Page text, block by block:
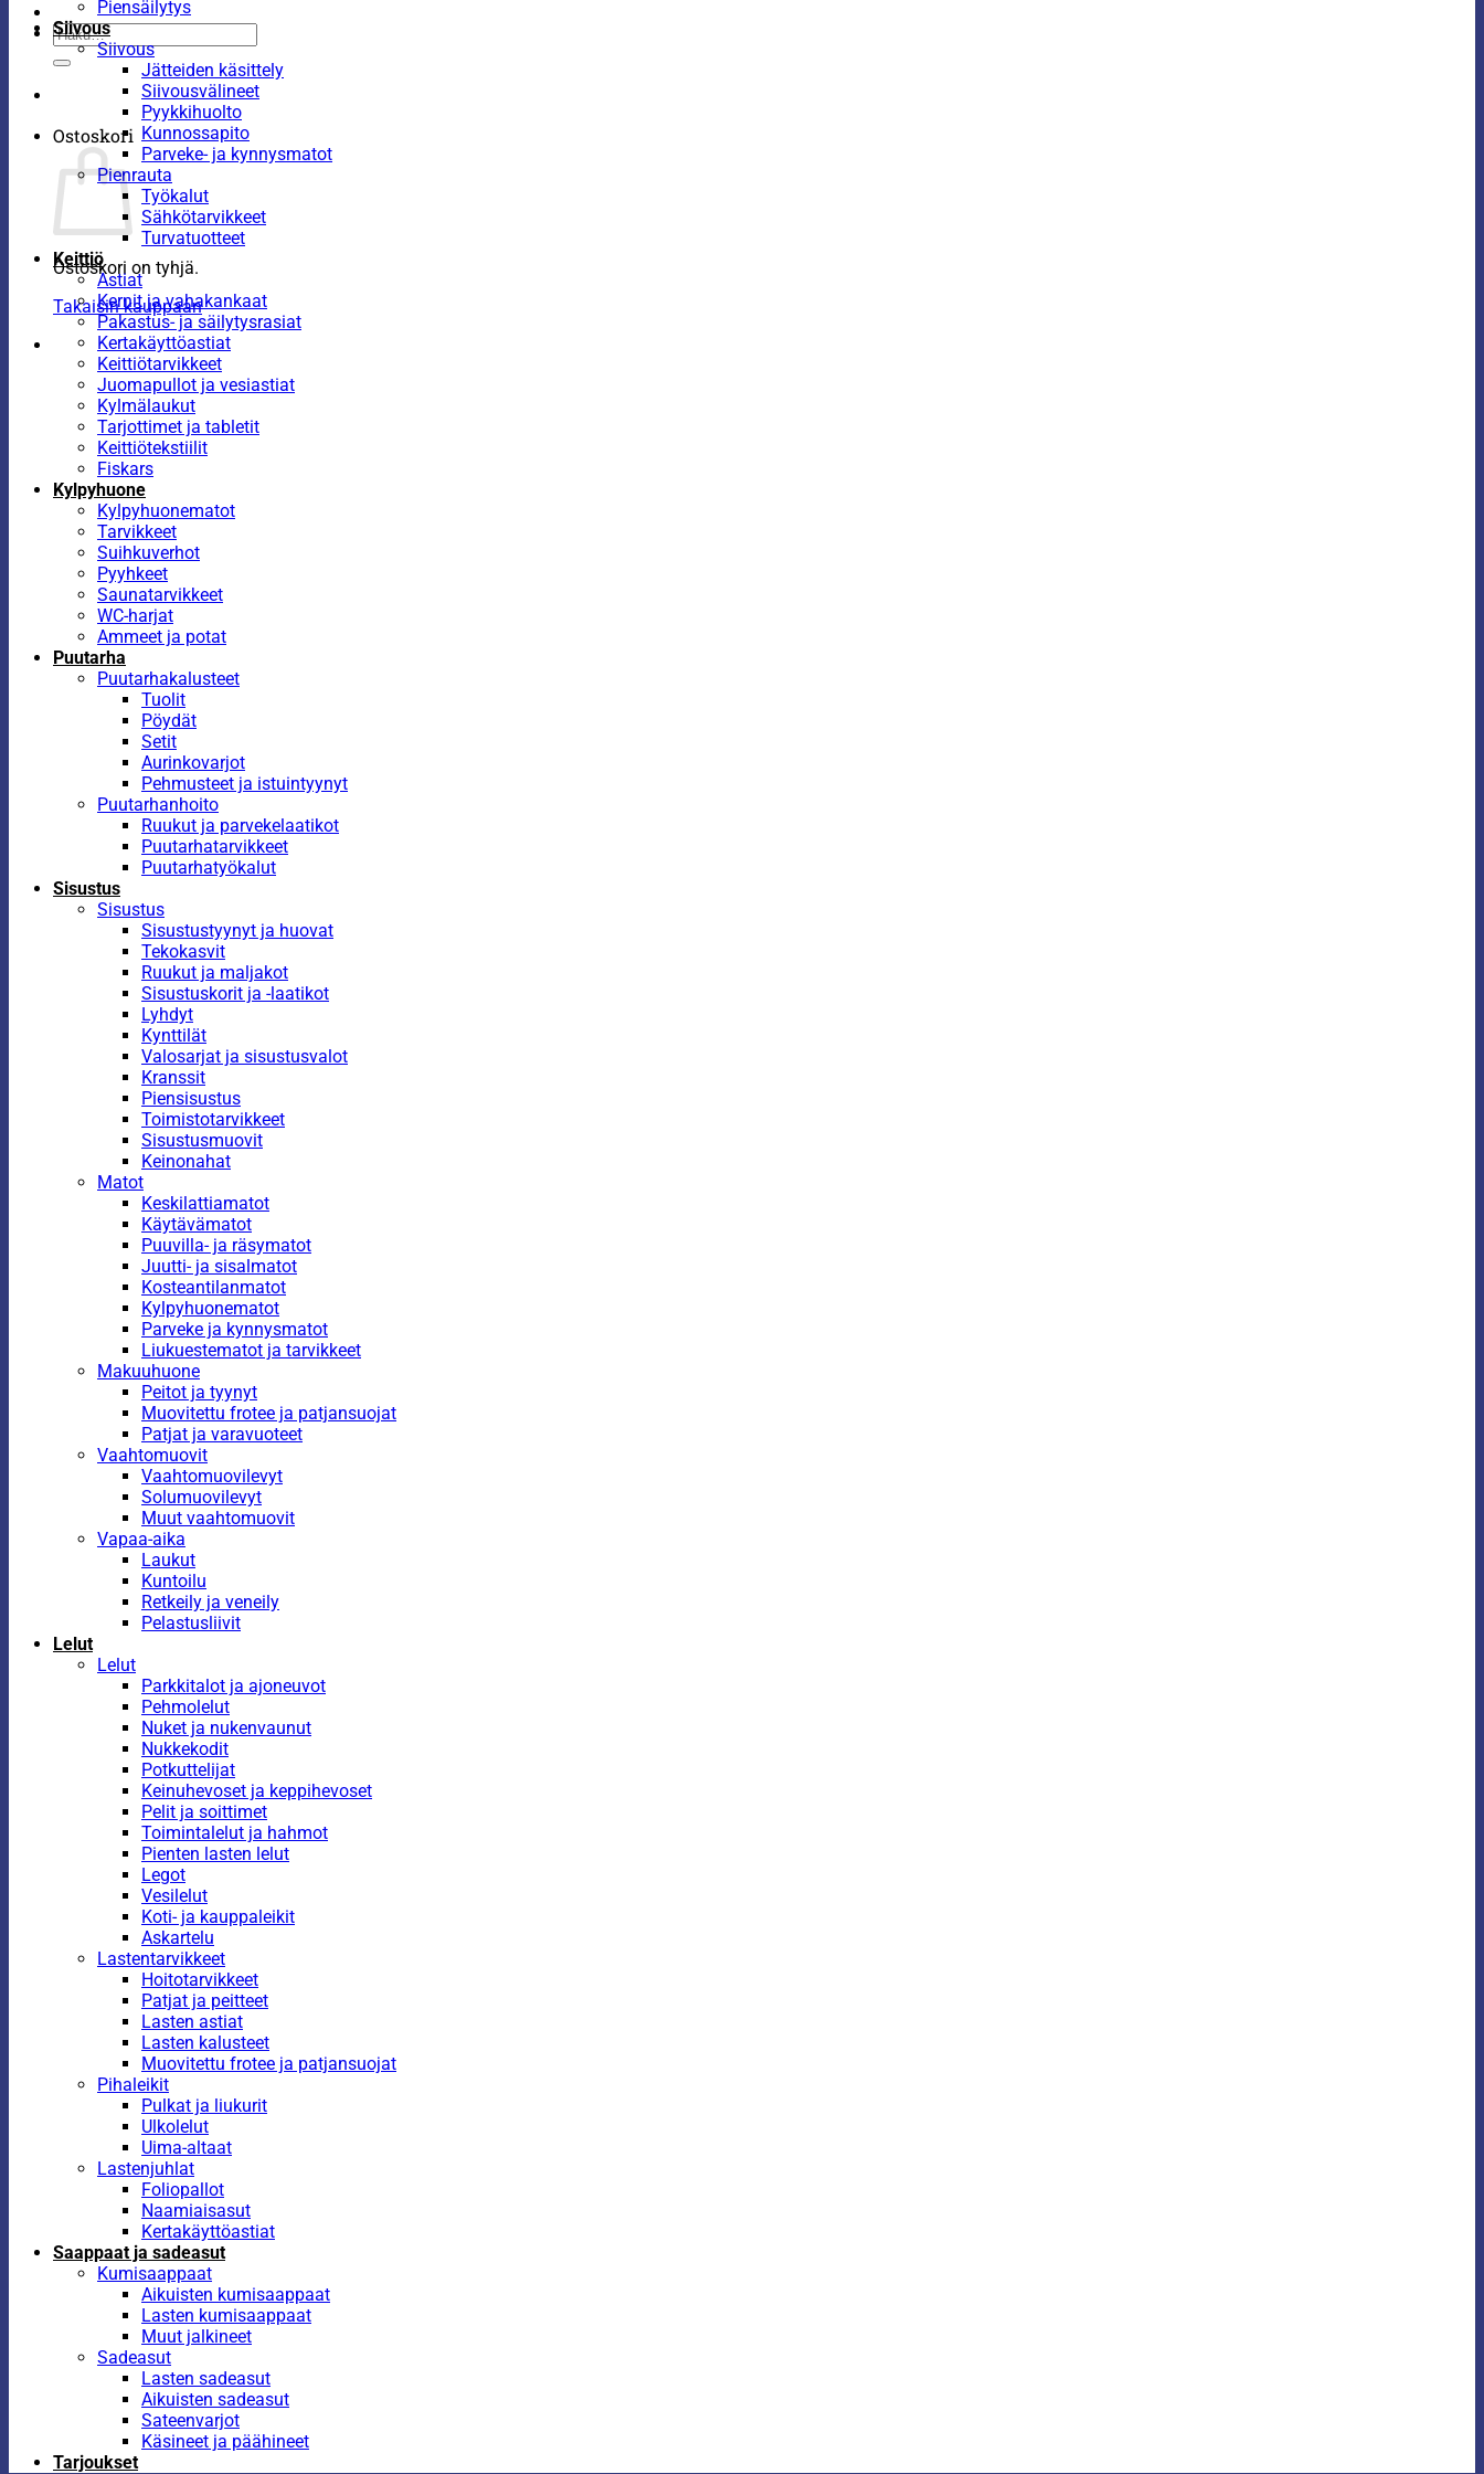
Etsi:
Ostoskori
Ostoskori on tyhjä.
Takaisin kauppaan
Piensäilytys
Siivous
Siivous
Jätteiden käsittely
Siivousvälineet
Pyykkihuolto
Kunnossapito
Parveke- ja kynnysmatot
Pienrauta
Työkalut
Sähkötarvikkeet
Turvatuotteet
Keittiö
Astiat
Kernit ja vahakankaat
Pakastus- ja säilytysrasiat
Kertakäyttöastiat
Keittiötarvikkeet
Juomapullot ja vesiastiat
Kylmälaukut
Tarjottimet ja tabletit
Keittiötekstiilit
Fiskars
Kylpyhuone
Kylpyhuonematot
Tarvikkeet
Suihkuverhot
Pyyhkeet
Saunatarvikkeet
WC-harjat
Ammeet ja potat
Puutarha
Puutarhakalusteet
Tuolit
Pöydät
Setit
Aurinkovarjot
Pehmusteet ja istuintyynyt
Puutarhanhoito
Ruukut ja parvekelaatikot
Puutarhatarvikkeet
Puutarhatyökalut
Sisustus
Sisustus
Sisustustyynyt ja huovat
Tekokasvit
Ruukut ja maljakot
Sisustuskorit ja -laatikot
Lyhdyt
Kynttilät
Valosarjat ja sisustusvalot
Kranssit
Piensisustus
Toimistotarvikkeet
Sisustusmuovit
Keinonahat
Matot
Keskilattiamatot
Käytävämatot
Puuvilla- ja räsymatot
Juutti- ja sisalmatot
Kosteantilanmatot
Kylpyhuonematot
Parveke ja kynnysmatot
Liukuestematot ja tarvikkeet
Makuuhuone
Peitot ja tyynyt
Muovitettu frotee ja patjansuojat
Patjat ja varavuoteet
Vaahtomuovit
Vaahtomuovilevyt
Solumuovilevyt
Muut vaahtomuovit
Vapaa-aika
Laukut
Kuntoilu
Retkeily ja veneily
Pelastusliivit
Lelut
Lelut
Parkkitalot ja ajoneuvot
Pehmolelut
Nuket ja nukenvaunut
Nukkekodit
Potkuttelijat
Keinuhevoset ja keppihevoset
Pelit ja soittimet
Toimintalelut ja hahmot
Pienten lasten lelut
Legot
Vesilelut
Koti- ja kauppaleikit
Askartelu
Lastentarvikkeet
Hoitotarvikkeet
Patjat ja peitteet
Lasten astiat
Lasten kalusteet
Muovitettu frotee ja patjansuojat
Pihaleikit
Pulkat ja liukurit
Ulkolelut
Uima-altaat
Lastenjuhlat
Foliopallot
Naamiaisasut
Kertakäyttöastiat
Saappaat ja sadeasut
Kumisaappaat
Aikuisten kumisaappaat
Lasten kumisaappaat
Muut jalkineet
Sadeasut
Lasten sadeasut
Aikuisten sadeasut
Sateenvarjot
Käsineet ja päähineet
Tarjoukset